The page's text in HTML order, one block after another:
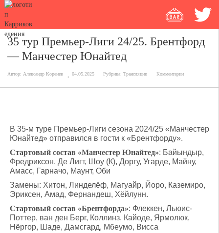
35 тур Премьер-Лиги 24/25. Брентфорд
— Манчестер Юнайтед
Автор: Александр Коренев 04.05.2025 Рубрика: Трансляции Комментарии
В 35-м туре Премьер-Лиги сезона 2024/25 «Манчестер
Юнайтед» отправился в гости к «Брентфорду».
Стартовый состав «Манчестер Юнайтед»: Байындыр,
Фредриксон, Де Лигт, Шоу (К), Доргу, Угарде, Майну,
Амасс, Гарначо, Маунт, Оби
Замены: Хитон, Линделёф, Магуайр, Йоро, Каземиро,
Эриксен, Амад, Фернандеш, Хёйлунн.
Стартовый состав «Брентфорда»: Флеккен, Льюис-
Поттер, ван ден Берг, Коллинз, Кайоде, Ярмолюк,
Нёргор, Шаде, Дамсгард, Мбеумо, Висса